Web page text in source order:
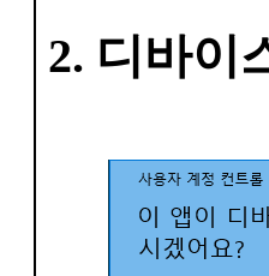
2. 디바이